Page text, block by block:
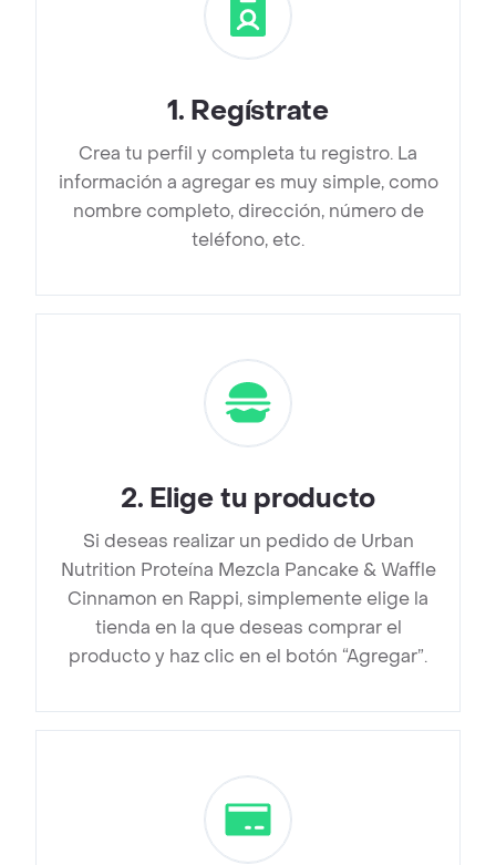
1. Regístrate
Crea tu perfil y completa tu registro. La
información a agregar es muy simple, como
nombre completo, dirección, número de
teléfono, etc.
2. Elige tu producto
Si deseas realizar un pedido de Urban
Nutrition Proteína Mezcla Pancake & Waffle
Cinnamon en Rappi, simplemente elige la
tienda en la que deseas comprar el
producto y haz clic en el botón “Agregar”.